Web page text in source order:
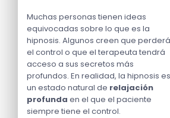
Muchas personas tienen ideas
equivocadas sobre lo que es la
hipnosis. Algunos creen que
el control o que el terapeuta tendrá
acceso a sus secretos más
profundos. En realidad, la hipnosis es
un estado natural de relajación
profunda en el que el paciente
siempre tiene el control.